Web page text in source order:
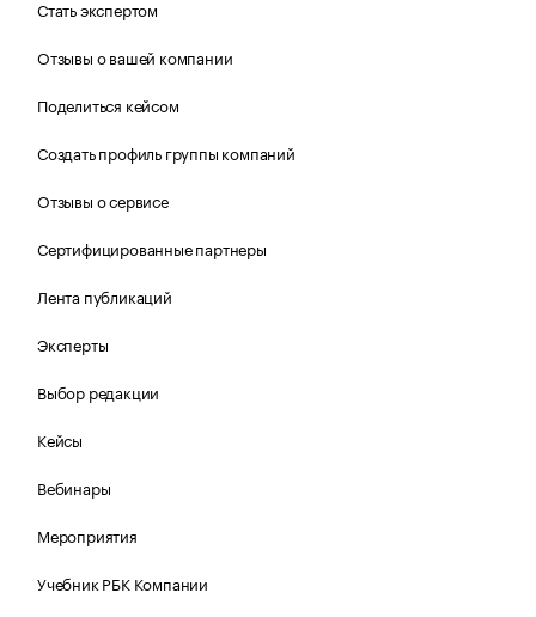
Стать экспертом
Отзывы о вашей компании
Поделиться кейсом
Создать профиль группы компаний
Отзывы о сервисе
Сертифицированные партнеры
Лента публикаций
Эксперты
Выбор редакции
Кейсы
Вебинары
Мероприятия
Учебник РБК Компании